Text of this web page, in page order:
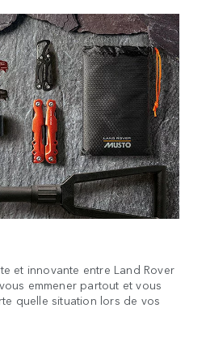
et innovante entre Land Rover
emmener partout et vous
quelle situation lors de vos